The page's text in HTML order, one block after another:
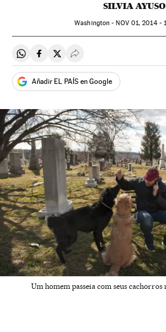
SILVIA AYUSO
Washington -NOV01, 2014 -
Compartir en Whatsapp
Compartir en Facebook
Compartir en Twitter
Desplegar Redes
Añadir EL PAÍS en Google
Um homem passeia com seus